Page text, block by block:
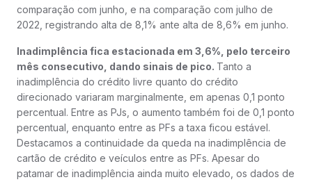
comparação com junho, e na comparação com julho de
2022, registrando alta de 8,1% ante alta de 8,6% em junho.
Inadimplência fica estacionada em 3,6%, pelo terceiro
mês consecutivo, dando sinais de pico. Tanto a
inadimplência do crédito livre quanto do crédito
direcionado variaram marginalmente, em apenas 0,1 ponto
percentual. Entre as PJs, o aumento também foi de 0,1 ponto
percentual, enquanto entre as PFs a taxa ficou estável.
Destacamos a continuidade da queda na inadimplência de
cartão de crédito e veículos entre as PFs. Apesar do
patamar de inadimplência ainda muito elevado, os dados de